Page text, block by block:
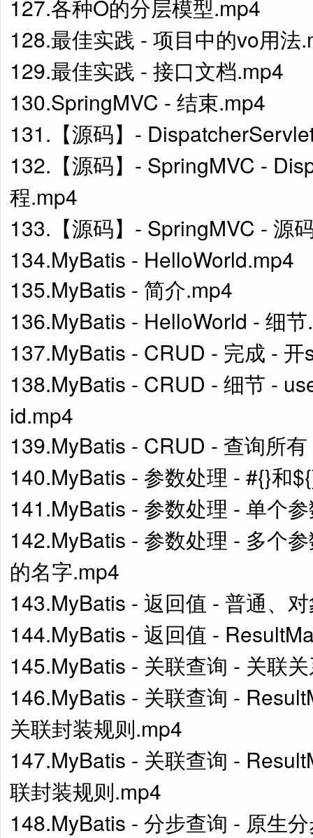
127.各种O的分层模型.mp4
128.最佳实践 - 项目中的vo用法
129.最佳实践 - 接口文档.mp4
130.SpringMVC - 结束.mp4
131.【源码】-
132.【源码】- SpringMVC -
程.mp4
133.【源码】- SpringMVC - 源
134.MyBatis - HelloWorld.mp4
135.MyBatis - 简介.mp4
136.MyBatis - HelloWorld - 细
137.MyBatis - CRUD - 完成 -
138.MyBatis - CRUD - 细节 -
id.mp4
139.MyBatis - CRUD - 查询所
140.MyBatis - 参数处理 - #{}和
141.MyBatis - 参数处理 - 单个
142.MyBatis - 参数处理 - 多个
的名字.mp4
143.MyBatis - 返回值 - 普通、
144.MyBatis - 返回值 -
145.MyBatis - 关联查询 - 关联
146.MyBatis - 关联查询 -
关联封装规则.mp4
147.MyBatis - 关联查询 -
联封装规则.mp4
148.MyBatis - 分步查询 - 原生